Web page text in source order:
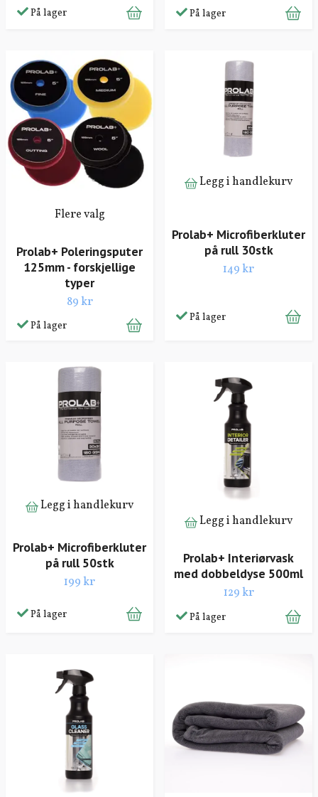
På lager På lager
Flere valg
Prolab+ Poleringsputer
125mm - forskjellige
typer
89 kr
På lager
Legg i handlekurv
Prolab+ Microfiberkluter
på rull 30stk
149 kr
På lager
Legg i handlekurv
Prolab+ Microfiberkluter
på rull 50stk
199 kr
På lager
Legg i handlekurv
Prolab+ Interiørvask
med dobbeldyse 500ml
129 kr
På lager